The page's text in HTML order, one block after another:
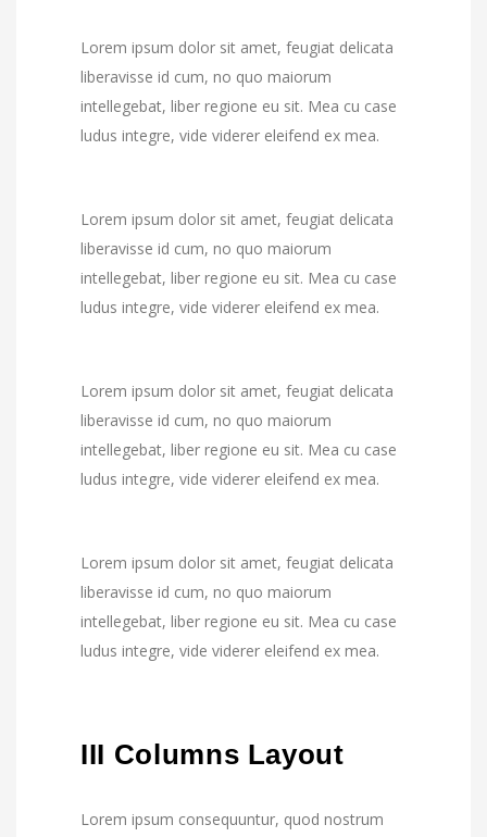
Lorem ipsum dolor sit amet, feugiat delicata
liberavisse id cum, no quo maiorum
intellegebat, liber regione eu sit. Mea cu case
ludus integre, vide viderer eleifend ex mea.
Lorem ipsum dolor sit amet, feugiat delicata
liberavisse id cum, no quo maiorum
intellegebat, liber regione eu sit. Mea cu case
ludus integre, vide viderer eleifend ex mea.
Lorem ipsum dolor sit amet, feugiat delicata
liberavisse id cum, no quo maiorum
intellegebat, liber regione eu sit. Mea cu case
ludus integre, vide viderer eleifend ex mea.
Lorem ipsum dolor sit amet, feugiat delicata
liberavisse id cum, no quo maiorum
intellegebat, liber regione eu sit. Mea cu case
ludus integre, vide viderer eleifend ex mea.
III Columns Layout
Lorem ipsum consequuntur, quod nostrum